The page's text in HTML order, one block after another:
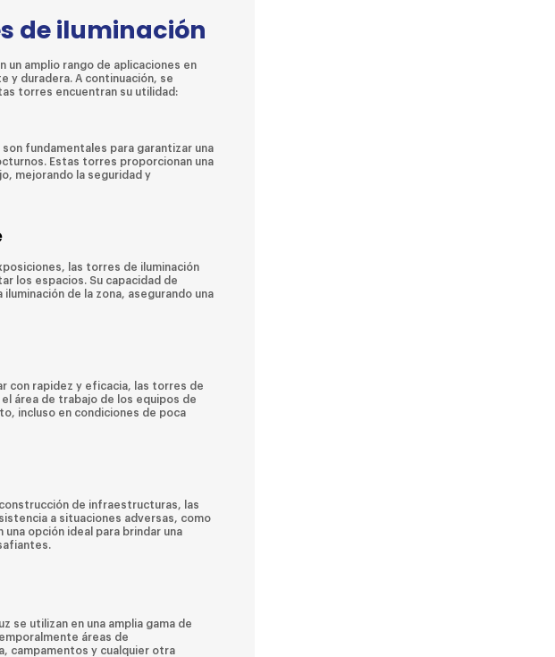
de iluminación
un amplio rango de aplicaciones en
y duradera. A continuación, se
torres encuentran su utilidad:
fundamentales para garantizar una
Estas torres proporcionan una
mejorando la seguridad y
las torres de iluminación
los espacios. Su capacidad de
de la zona, asegurando una
con rapidez y eficacia, las torres de
área de trabajo de los equipos de
incluso en condiciones de poca
de infraestructuras, las
a situaciones adversas, como
opción ideal para brindar una
se utilizan en una amplia gama de
áreas de
campamentos y cualquier otra